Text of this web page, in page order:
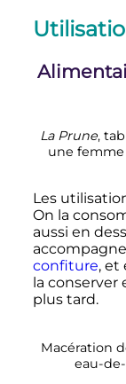
La Prune,
une
Les
On la
aussi en
confiture, et
la conserver
plus tard.
Macération
eau-